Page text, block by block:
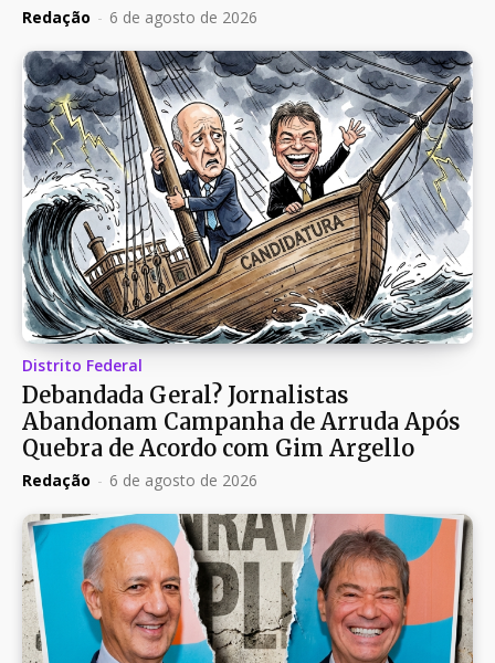
Redação - 6 de agosto de 2026
Distrito Federal
Debandada Geral? Jornalistas
Abandonam Campanha de Arruda Após
Quebra de Acordo com Gim Argello
Redação - 6 de agosto de 2026